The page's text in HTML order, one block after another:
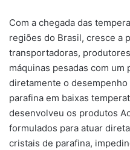
Com a chegada das
regiões do Brasil, cresce a
transportadoras,
máquinas pesadas com um
diretamente o
parafina em baixas
desenvolveu os produtos
formulados para atuar
cristais de parafina,